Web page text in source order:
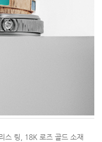
스 링, 18K 로즈 골드 소재